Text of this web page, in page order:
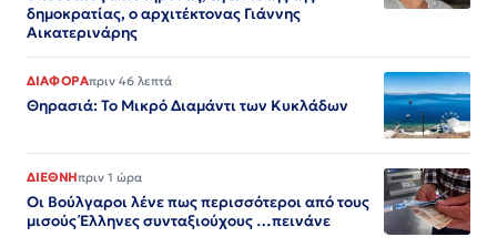
δημοκρατίας, ο αρχιτέκτονας Γιάννης
Αικατερινάρης
ΔΙΑΦΟΡΑπριν 46 λεπτά
Θηρασιά: Το Μικρό Διαμάντι των Κυκλάδων
ΔΙΕΘΝΗπριν 1 ώρα
Οι Βούλγαροι λένε πως περισσότεροι από τους
μισούς Έλληνες συνταξιούχους …πεινάνε